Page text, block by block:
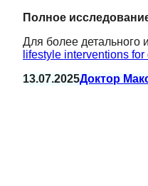
Полное
Для более детального
lifestyle interventions
13.07.2025Доктор